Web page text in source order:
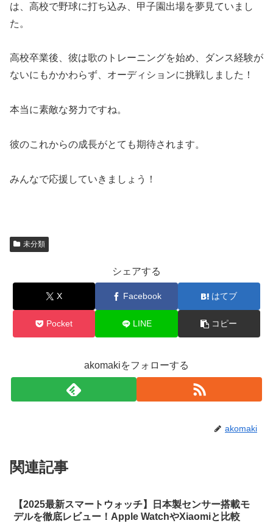
は、高校で野球に打ち込み、甲子園出場を夢見ていまし
た。
高校卒業後、彼は歌のトレーニングを始め、ダンス経験が
ないにもかかわらず、オーディションに挑戦しました！
本当に素敵な努力ですね。
彼のこれからの成長がとても期待されます。
みんなで応援していきましょう！
未分類
シェアする
X Facebook はてブ
Pocket LINE コピー
akomakiをフォローする
akomaki
関連記事
【2025最新スマートウォッチ】日本製センサー搭載モ
デルを徹底レビュー！Apple WatchやXiaomiと比較